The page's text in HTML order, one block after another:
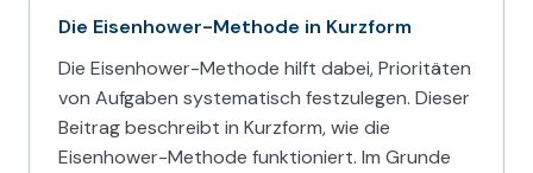
Die Eisenhower-Methode in Kurzform
Die Eisenhower-Methode hilft dabei, Prioritäten
von Aufgaben systematisch festzulegen. Dieser
Beitrag beschreibt in Kurzform, wie die
Eisenhower-Methode funktioniert. Im Grunde